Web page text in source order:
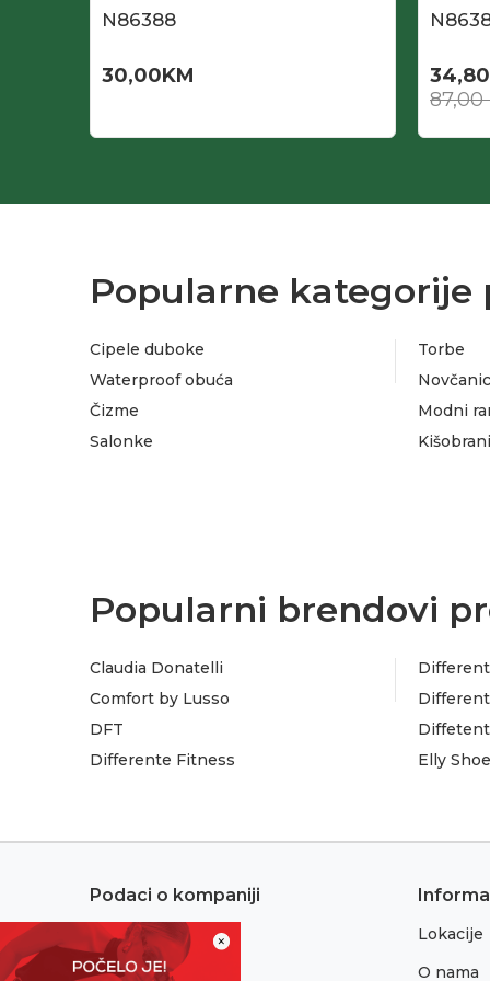
×
N86388
30,00KM 34,80
87,00
Popularne kategorije
Cipele duboke
Waterproof obuća
Čizme
Salonke
Torbe
Modni
Kišobrani
Popularni brendovi
Claudia Donatelli
Comfort by Lusso
DFT
Differente Fitness
Elly
Podaci o kompaniji
Adresa:
Sremska 1
Lokacije
O nama